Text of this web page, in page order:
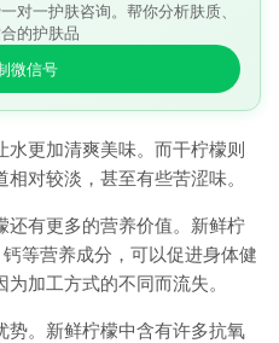
对一护肤咨询。帮你分析肤质、
的护肤品
微信号
更加清爽美味。而干柠檬则
对较淡，甚至有些苦涩味。
还有更多的营养价值。新鲜柠
等营养成分，可以促进身体健
加工方式的不同而流失。
势。新鲜柠檬中含有许多抗氧